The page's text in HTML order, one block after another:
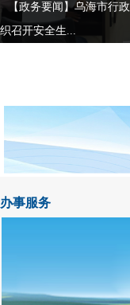
【政务要闻】乌海市行
织召开安全生...
办事服务